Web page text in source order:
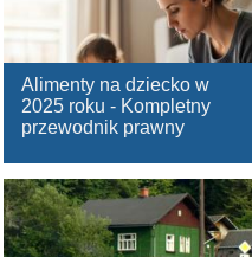
Alimenty na dziecko w
2025 roku - Kompletny
przewodnik prawny